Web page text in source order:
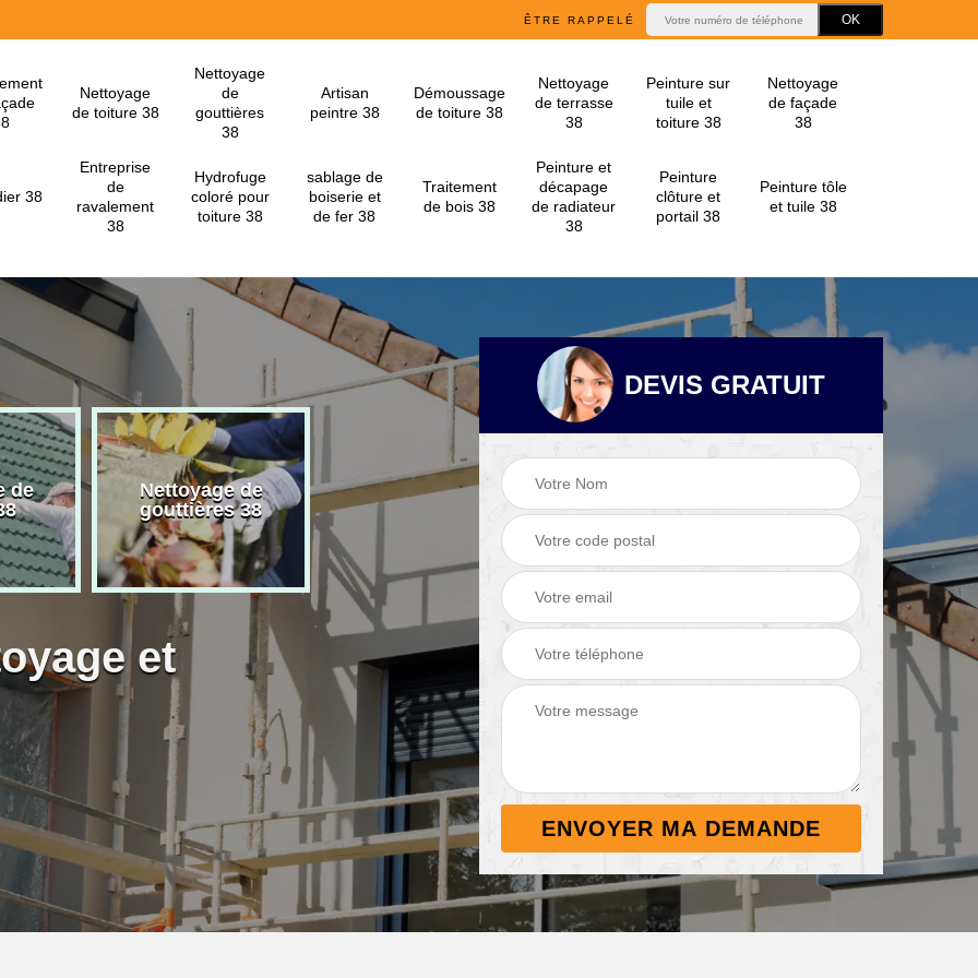
ÊTRE RAPPELÉ
Nettoyage
de toiture 38
Nettoyage
de
gouttières
38
Artisan
peintre 38
Démoussage
de toiture 38
Nettoyage
de terrasse
38
Peinture sur
tuile et
toiture 38
Nettoyage
de façade
38
38
Entreprise
de
ravalement
38
Hydrofuge
coloré pour
toiture 38
sablage de
boiserie et
de fer 38
Traitement
de bois 38
Peinture et
décapage
de radiateur
38
Peinture
clôture et
portail 38
Peinture tôle
et tuile 38
de
Nettoyage de
gouttières 38
Artisan peintre 38
Démoussage de
toiture 38
Nettoyage de
terrasse 38
et
DEVIS GRATUIT